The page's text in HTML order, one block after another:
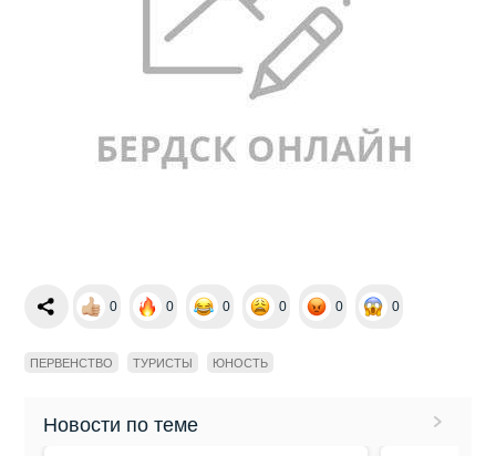
0 0 0 0 0 0
ПЕРВЕНСТВО ТУРИСТЫ ЮНОСТЬ
Новости по теме